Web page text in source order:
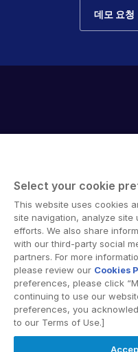
데모 요청
Intralinks provides
secure online document
enterprise collaboration
and geographical
provides tools for file
collaborative
solutions.
Select your cookie
This website uses cookies
site navigation, analyze site
efforts. We also share
with our third-party social
partners. For more
please review our Cookies
preferences, please click
continuing to use our
preferences, you
to our Terms of Use.]